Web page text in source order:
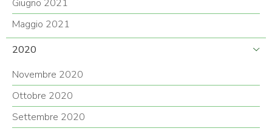
Giugno 2021
Maggio 2021
2020
Novembre 2020
Ottobre 2020
Settembre 2020